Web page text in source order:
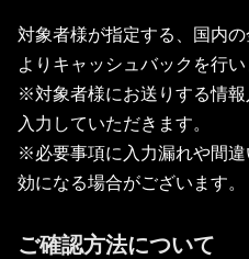
対象者様が指定する、国内
よりキャッシュバックを行い
※対象者様にお送りする情
入力していただきます。
※必要事項に入力漏れや間
効になる場合がございます。
ご確認方法について